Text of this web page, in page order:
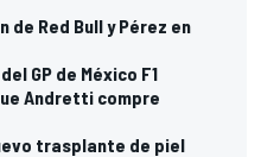
de Red Bull y Pérez en
GP de México F1
Andretti compre
trasplante de piel